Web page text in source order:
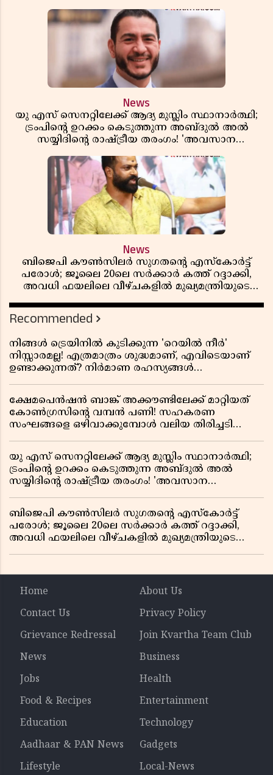
News
യു എസ് സെനറ്റിലേക്ക് ആദ്യ മുസ്ലിം സ്ഥാനാർത്ഥി;
ട്രംപിന്റെ ഉറക്കം കെടുത്തുന്ന അബ്ദുൽ അൽ
സയ്യിദിന്റെ രാഷ്ട്രീയ തരംഗം! 'അവസാന
News
ബിജെപി കൗൺസിലർ സുഗതന്റെ എസ്‌കോർട്ട്
പരോൾ; ജൂലൈ 20ലെ സർക്കാർ കത്ത് റദ്ദാക്കി,
അവധി ഫയലിലെ വീഴ്ചകളിൽ മുഖ്യമന്ത്രിയുടെ
Recommended
നിങ്ങൾ ട്രെയിനിൽ കുടിക്കുന്ന 'റെയിൽ നീർ'
നിസ്സാരമല്ല! എത്രമാത്രം ശുദ്ധമാണ്, എവിടെയാണ്
ഉണ്ടാക്കുന്നത്? നിർമാണ രഹസ്യങ്ങൾ
ക്ഷേമപെൻഷൻ ബാങ്ക് അക്കൗണ്ടിലേക്ക് മാറ്റിയത്
കോൺഗ്രസിന്റെ വമ്പൻ പണി! സഹകരണ
സംഘങ്ങളെ ഒഴിവാക്കുമ്പോൾ വലിയ തിരിച്ചടി
യു എസ് സെനറ്റിലേക്ക് ആദ്യ മുസ്ലിം സ്ഥാനാർത്ഥി;
ട്രംപിന്റെ ഉറക്കം കെടുത്തുന്ന അബ്ദുൽ അൽ
സയ്യിദിന്റെ രാഷ്ട്രീയ തരംഗം! 'അവസാന
ബിജെപി കൗൺസിലർ സുഗതന്റെ എസ്‌കോർട്ട്
പരോൾ; ജൂലൈ 20ലെ സർക്കാർ കത്ത് റദ്ദാക്കി,
അവധി ഫയലിലെ വീഴ്ചകളിൽ മുഖ്യമന്ത്രിയുടെ
Home
About Us
Contact Us
Privacy Policy
Grievance Redressal
Join Kvartha Team Club
News
Business
Jobs
Health
Food & Recipes
Entertainment
Education
Technology
Aadhaar & PAN News
Gadgets
Lifestyle
Local-News